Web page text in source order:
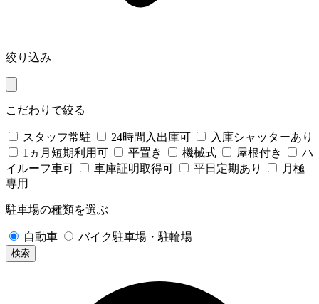
絞り込み
こだわりで絞る
スタッフ常駐 24時間入出庫可
入庫シャッターあり
1ヵ月短期利用可
平置き 機械式 屋根付き
ハ
イルーフ車可
車庫証明取得可 平日定期あり
月極
専用
駐車場の種類を選ぶ
自動車 バイク駐車場・駐輪場
検索